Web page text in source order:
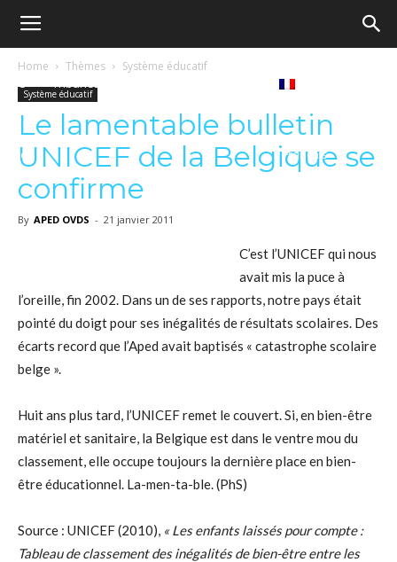
Ecole
démocratique
school
Tribunes
Français
Home Thèmes Système éducatif
Système éducatif
Le lamentable bulletin
UNICEF de la Belgique se
confirme
By APED OVDS - 21 janvier 2011
C’est l’UNICEF qui nous
avait mis la puce à
l’oreille, fin 2002. Dans un de ses rapports, notre pays était
pointé du doigt pour ses inégalités de résultats scolaires. Des
écarts record que l’Aped avait baptisés « catastrophe scolaire
belge ».
Huit ans plus tard, l’UNICEF remet le couvert. Si, en bien-être
matériel et sanitaire, la Belgique est dans le ventre mou du
classement, elle occupe toujours la dernière place en bien-
être éducationnel. La-men-ta-ble. (PhS)
Source : UNICEF (2010), « Les enfants laissés pour compte :
Tableau de classement des inégalités de bien-être entre les